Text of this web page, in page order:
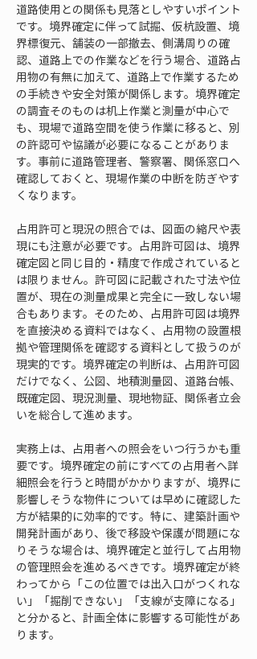
道路使用との関係も見落としやすいポイント
です。境界確定に伴って試掘、仮杭設置、境
界標復元、舗装の一部撤去、側溝周りの確
認、道路上での作業などを行う場合、道路占
用物の有無に加えて、道路上で作業するため
の手続きや安全対策が関係します。境界確定
の調査そのものは机上作業と測量が中心で
も、現場で道路空間を使う作業に移ると、別
の許認可や協議が必要になることがありま
す。事前に道路管理者、警察署、関係窓口へ
確認しておくと、現場作業の中断を防ぎやす
くなります。
占用許可と現況の照合では、図面の縮尺や表
現にも注意が必要です。占用許可図は、境界
確定図と同じ目的・精度で作成されていると
は限りません。許可図に記載された寸法や位
置が、現在の測量成果と完全に一致しない場
合もあります。そのため、占用許可図は境界
を直接決める資料ではなく、占用物の設置根
拠や管理関係を確認する資料として扱うのが
現実的です。境界確定の判断は、占用許可図
だけでなく、公図、地積測量図、道路台帳、
既確定図、現況測量、現地物証、関係者立会
いを総合して進めます。
実務上は、占用者への照会をいつ行うかも重
要です。境界確定の前にすべての占用者へ詳
細照会を行うと時間がかかりますが、境界に
影響しそうな物件については早めに確認した
方が結果的に効率的です。特に、建築計画や
開発計画があり、後で移設や保護が問題にな
りそうな場合は、境界確定と並行して占用物
の管理照会を進めるべきです。境界確定が終
わってから「この位置では出入口がつくれな
い」「掘削できない」「支線が支障になる」
と分かると、計画全体に影響する可能性があ
ります。